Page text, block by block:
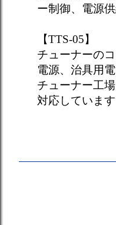
ー制御、電源
【TTS-05】
チューナーの
電源、治具用
チューナー工
対応していま